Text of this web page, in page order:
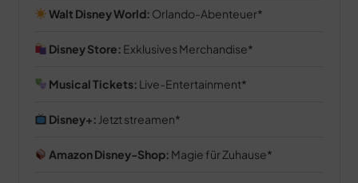
Walt Disney World: Orlando-Abenteuer
Disney Store: Exklusives Merchandise
Musical Tickets: Live-Entertainment
Disney+: Jetzt streamen
Amazon Disney-Shop: Magie für Zuhause